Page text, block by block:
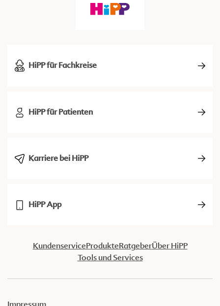
HiPP für Fachkreise
HiPP für Patienten
Karriere bei HiPP
HiPP App
KundenserviceProdukteRatgeberÜber HiPP
Tools und Services